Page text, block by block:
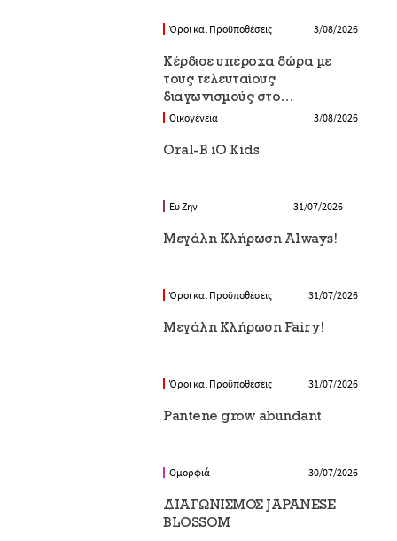
Όροι και Προϋποθέσεις 3/08/2026
Κέρδισε υπέροχα δώρα με
τους τελευταίους
διαγωνισμούς στο
Epithimies.gr
Οικογένεια 3/08/2026
Oral-B iO Kids
Ευ Ζην 31/07/2026
Μεγάλη Κλήρωση Always!
Όροι και Προϋποθέσεις 31/07/2026
Μεγάλη Κλήρωση Fairy!
Όροι και Προϋποθέσεις 31/07/2026
Pantene grow abundant
Ομορφιά 30/07/2026
ΔΙΑΓΩΝΙΣΜΟΣ JAPANESE
BLOSSOM